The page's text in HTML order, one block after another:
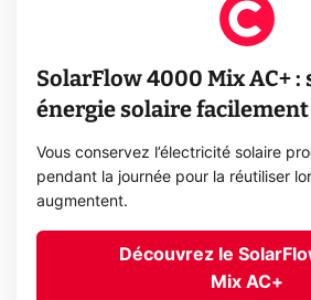
SolarFlow 4000 Mix AC+ :
énergie solaire facilement
Vous conservez l’électricité solaire
pendant la journée pour la réutiliser
augmentent.
Découvrez le
Mix AC+